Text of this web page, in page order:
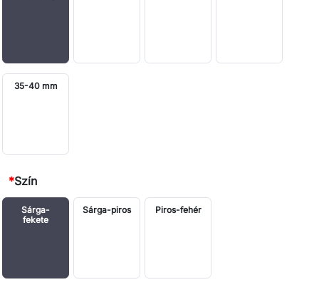
35-40 mm
*Szín
Sárga-
fekete
Sárga-piros Piros-fehér